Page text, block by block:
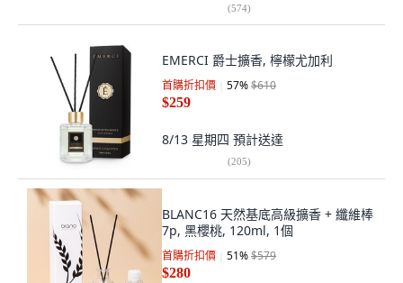
(574)
EMERCI 爵士擴香, 檸檬尤加利
首購折扣價 57%$610
$259
8/13 星期四 預計送達
(205)
BLANC16 天然基底高級擴香 + 纖維棒
7p, 黑櫻桃, 120ml, 1個
首購折扣價 51%$579
$280